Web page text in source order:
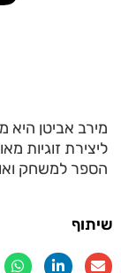
מירב אביטן
ליצירת זוגיות
הספר למשחק
שיתוף